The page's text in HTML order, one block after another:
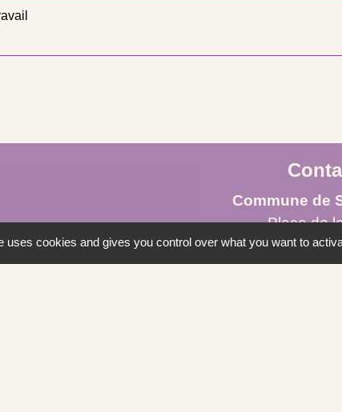
Commune de
Place de
71260 Saint-
+33 3 85
uses cookies and gives you control over what you want to